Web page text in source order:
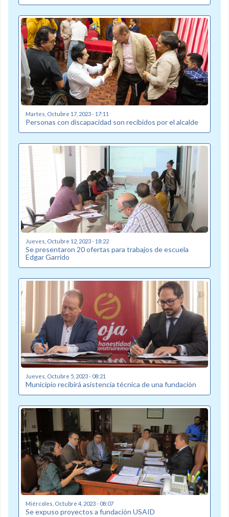
Martes, Octubre 17, 2023 - 17:11
Personas con discapacidad son recibidos por el alcalde
Jueves, Octubre 12, 2023 - 18:22
Se presentaron 20 ofertas para trabajos de escuela
Edgar Garrido
Jueves, Octubre 5, 2023 - 08:21
Municipio recibirá asistencia técnica de una fundación
Miércoles, Octubre 4, 2023 - 08:07
Se expuso proyectos a fundación USAID